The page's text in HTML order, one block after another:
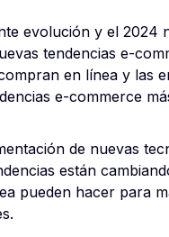
evolución y el 2024
tendencias e-
en línea y las
e-commerce
de nuevas
están
pueden hacer para